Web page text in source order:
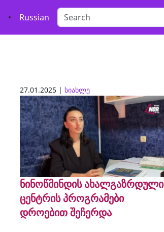
• Russian
27.01.2025 | სიახლე
ნინოწმინდის ახალგაზრდული
ცენტრის პროგრამები
დროებით შეჩერდა